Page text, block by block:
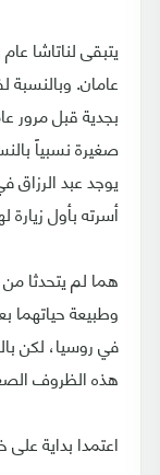
يتبقى لناتاشا
عامان. وبالنسبة
بجدية قبل مرور
صغيرة نسبياً
يوجد عبد الرزاق
أسرته بأول
هما لم يتحدثا
وطبيعة حياتهما
في روسيا، لكن
هذه الظروف
اعتمدا بداية